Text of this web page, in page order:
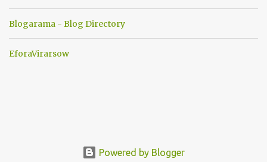
Blogarama - Blog Directory
EforaVirarsow
Powered by Blogger